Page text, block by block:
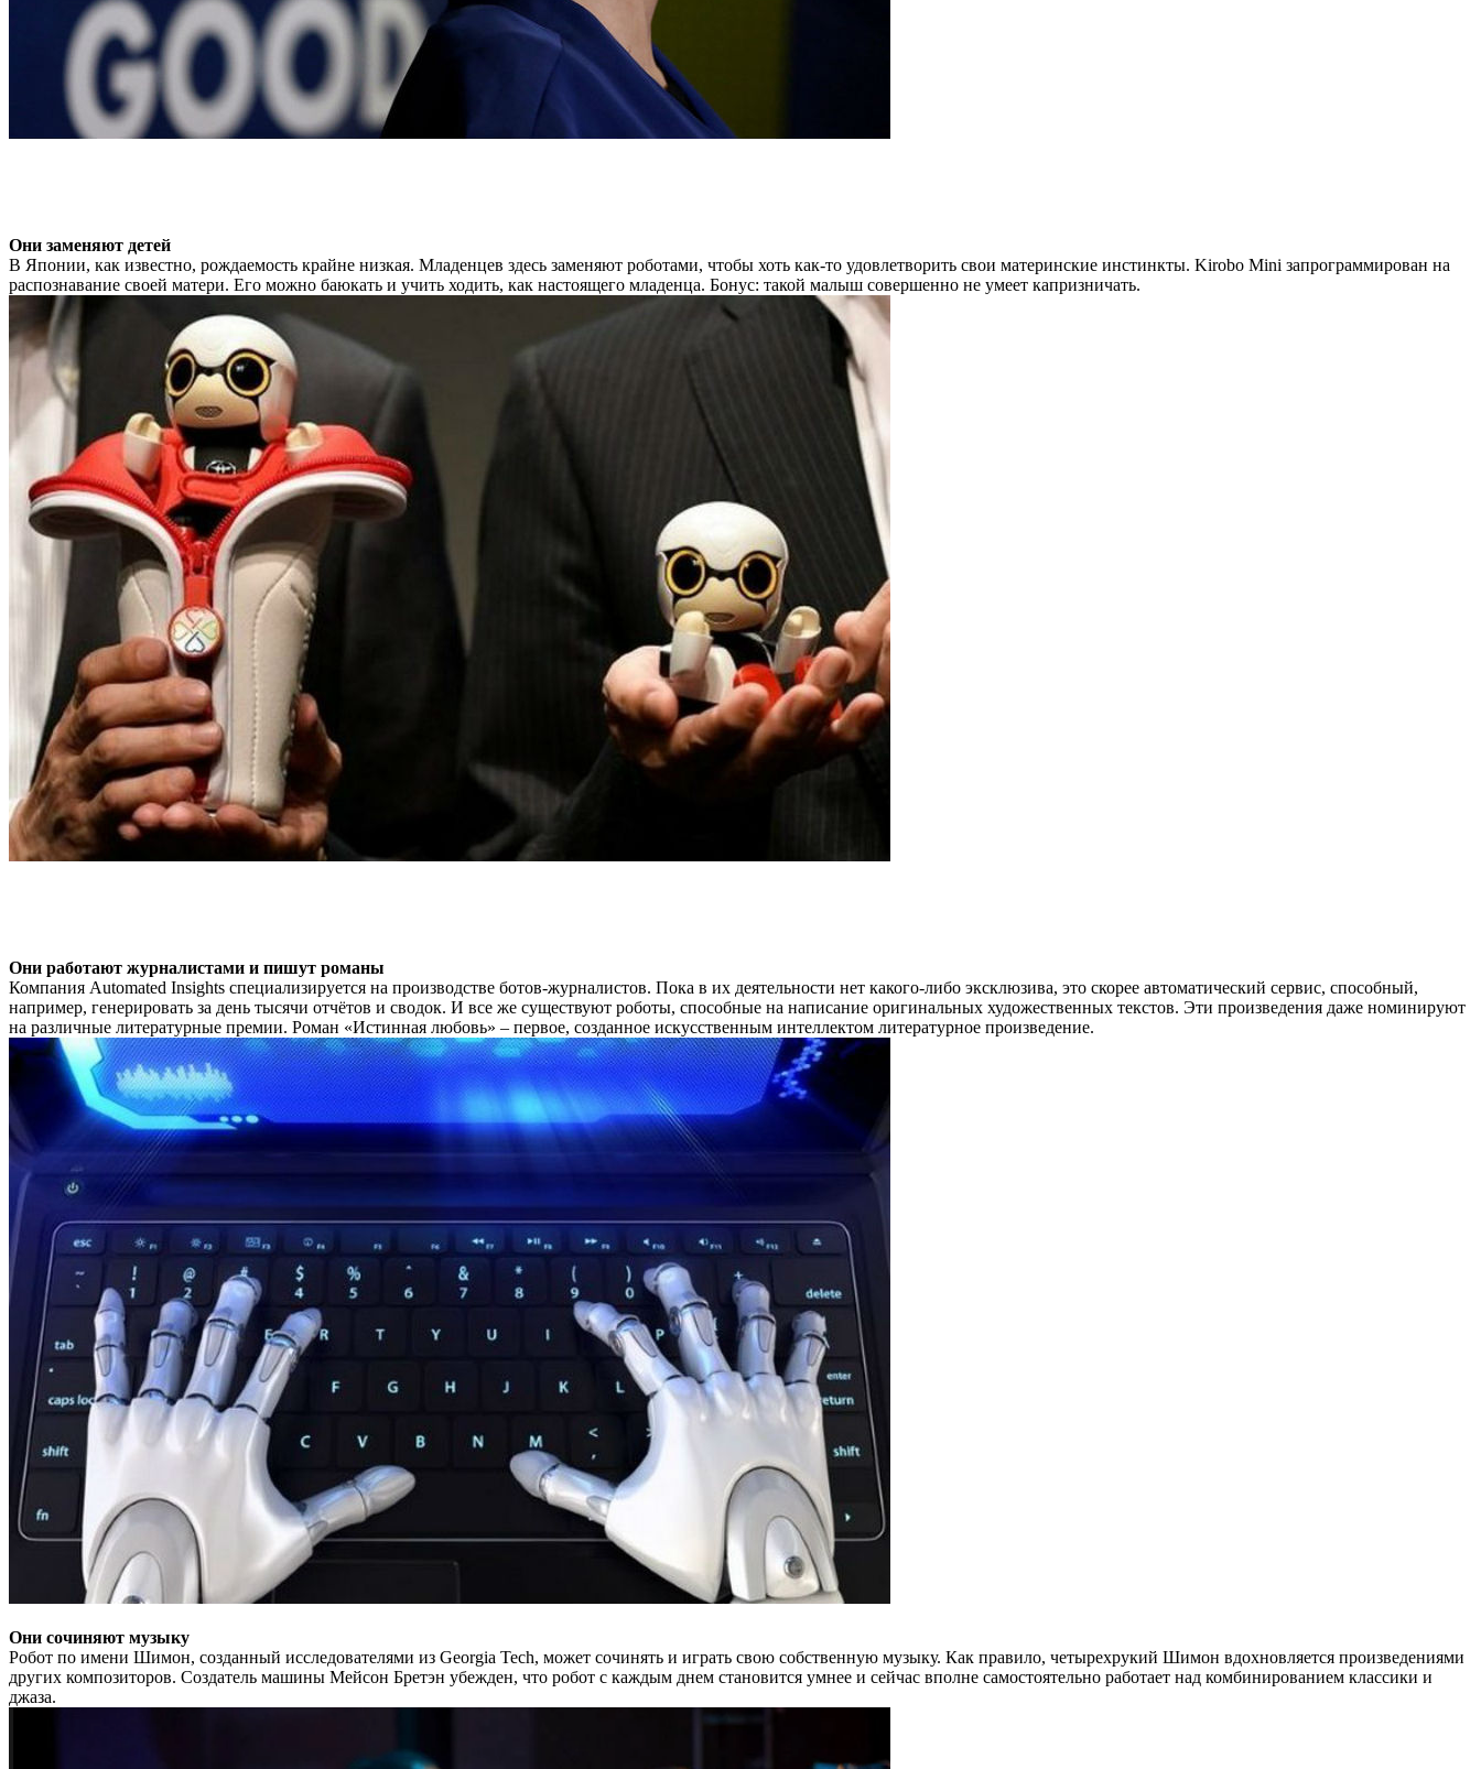
Они заменяют детей
В Японии, как известно, рождаемость крайне низкая. Младенцев здесь заменяют роботами, чтобы хоть как-то удовлетворить свои материнские инстинкты. Kirobo Mini запрограммирован на
распознавание своей матери. Его можно баюкать и учить ходить, как настоящего младенца. Бонус: такой малыш совершенно не умеет капризничать.
Они работают журналистами и пишут романы
Компания Automated Insights специализируется на производстве ботов-журналистов. Пока в их деятельности нет какого-либо эксклюзива, это скорее автоматический сервис, способный,
например, генерировать за день тысячи отчётов и сводок. И все же существуют роботы, способные на написание оригинальных художественных текстов. Эти произведения даже номинируют
на различные литературные премии. Роман «Истинная любовь» – первое, созданное искусственным интеллектом литературное произведение.
Они сочиняют музыку
Робот по имени Шимон, созданный исследователями из Georgia Tech, может сочинять и играть свою собственную музыку. Как правило, четырехрукий Шимон вдохновляется произведениями
других композиторов. Создатель машины Мейсон Бретэн убежден, что робот с каждым днем становится умнее и сейчас вполне самостоятельно работает над комбинированием классики и
джаза.